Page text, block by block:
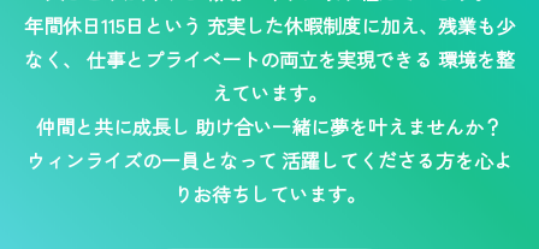
年間休日115日という 充実した休暇制度に加え、残業も少
なく、 仕事とプライベートの両立を実現できる 環境を整
えています。
仲間と共に成長し 助け合い一緒に夢を叶えませんか？
ウィンライズの一員となって 活躍してくださる方を心よ
りお待ちしています。